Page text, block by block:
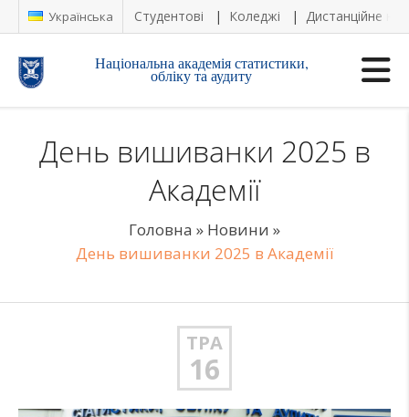
Українська Студентові Коледжі Дистанційне
Національна академія статистики,
обліку та аудиту
День вишиванки 2025 в
Академії
Головна » Новини »
День вишиванки 2025 в Академії
ТРА
16